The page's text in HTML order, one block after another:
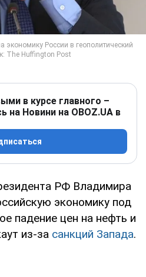
в курсе главного –
на Новини на OBOZ.UA в
РФ Владимира
экономику под
падение цен на нефть и
из-за санкций Запада.